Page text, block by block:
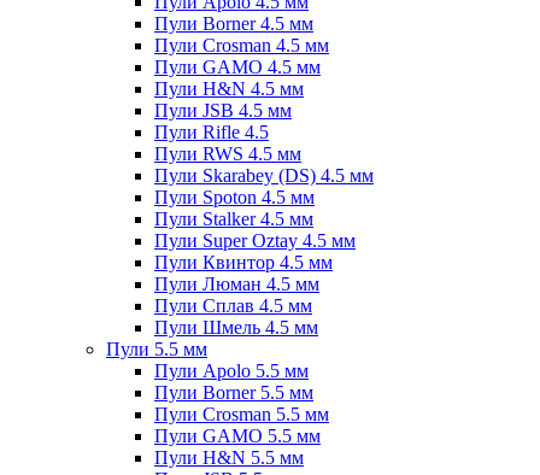
Пули Borner 4.5 мм
Пули Crosman 4.5 мм
Пули GAMO 4.5 мм
Пули H&N 4.5 мм
Пули JSB 4.5 мм
Пули Rifle 4.5
Пули RWS 4.5 мм
Пули Skarabey (DS) 4.5 мм
Пули Spoton 4.5 мм
Пули Stalker 4.5 мм
Пули Super Oztay 4.5 мм
Пули Квинтор 4.5 мм
Пули Люман 4.5 мм
Пули Сплав 4.5 мм
Пули Шмель 4.5 мм
Пули 5.5 мм
Пули Apolo 5.5 мм
Пули Borner 5.5 мм
Пули Crosman 5.5 мм
Пули GAMO 5.5 мм
Пули H&N 5.5 мм